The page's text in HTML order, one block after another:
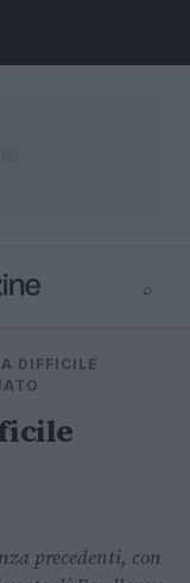
⌕
DIFFICILE
precedenti, con